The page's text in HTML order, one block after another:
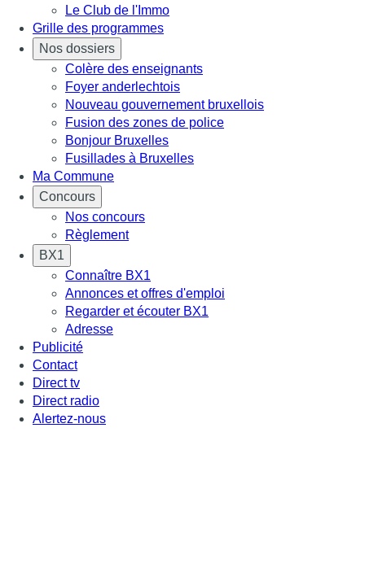
Le Club de l'Immo
Grille des programmes
Nos dossiers
Colère des enseignants
Foyer anderlechtois
Nouveau gouvernement bruxellois
Fusion des zones de police
Bonjour Bruxelles
Fusillades à Bruxelles
Ma Commune
Concours
Nos concours
Règlement
BX1
Connaître BX1
Annonces et offres d'emploi
Regarder et écouter BX1
Adresse
Publicité
Contact
Direct tv
Direct radio
Alertez-nous